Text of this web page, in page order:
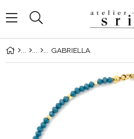
GABRIELLA